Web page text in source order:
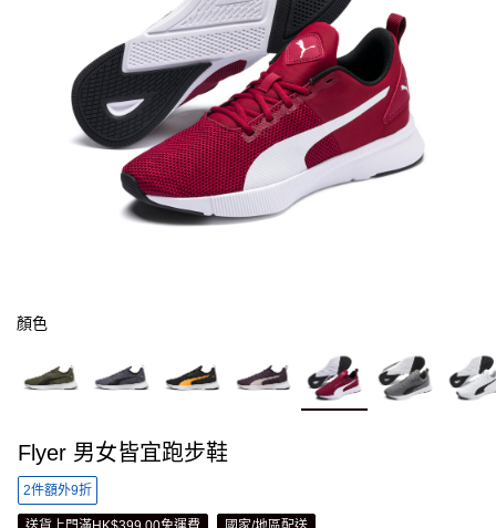
顏色
Flyer 男女皆宜跑步鞋
2件額外9折